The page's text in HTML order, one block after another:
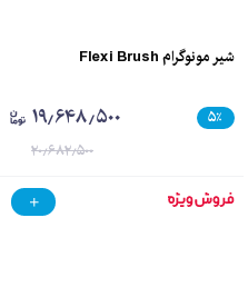
شیر مونوگرام Flexi Brush
۵٪ ۱۹٫۶۴۸٫۵۰۰
۲۰٫۶۸۲٫۵۰۰